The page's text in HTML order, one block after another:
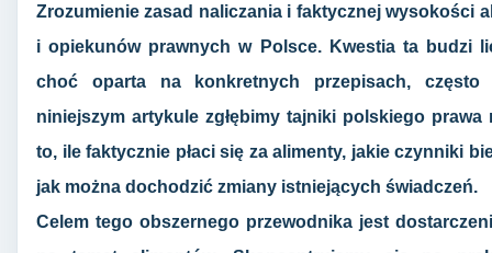
Zrozumienie zasad naliczania i faktycznej wysokości
i opiekunów prawnych w Polsce. Kwestia ta budzi
choć oparta na konkretnych przepisach, często
niniejszym artykule zgłębimy tajniki polskiego
to, ile faktycznie płaci się za alimenty, jakie czynniki
jak można dochodzić zmiany istniejących świadczeń.
Celem tego obszernego przewodnika jest